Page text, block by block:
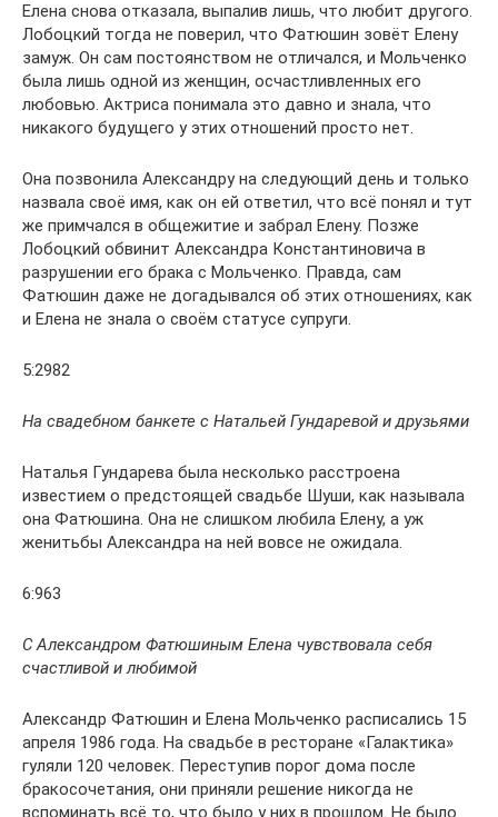
Елена снова отказала, выпалив лишь, что любит другого.
Лобоцкий тогда не поверил, что Фатюшин зовёт Елену
замуж. Он сам постоянством не отличался, и Мольченко
была лишь одной из женщин, осчастливленных его
любовью. Актриса понимала это давно и знала, что
никакого будущего у этих отношений просто нет.
Она позвонила Александру на следующий день и только
назвала своё имя, как он ей ответил, что всё понял и тут
же примчался в общежитие и забрал Елену. Позже
Лобоцкий обвинит Александра Константиновича в
разрушении его брака с Мольченко. Правда, сам
Фатюшин даже не догадывался об этих отношениях, как
и Елена не знала о своём статусе супруги.
5:2982
На свадебном банкете с Натальей Гундаревой и друзьями
Наталья Гундарева была несколько расстроена
известием о предстоящей свадьбе Шуши, как называла
она Фатюшина. Она не слишком любила Елену, а уж
женитьбы Александра на ней вовсе не ожидала.
6:963
С Александром Фатюшиным Елена чувствовала себя
счастливой и любимой
Александр Фатюшин и Елена Мольченко расписались 15
апреля 1986 года. На свадьбе в ресторане «Галактика»
гуляли 120 человек. Переступив порог дома после
бракосочетания, они приняли решение никогда не
вспоминать всё то, что было у них в прошлом. Не было